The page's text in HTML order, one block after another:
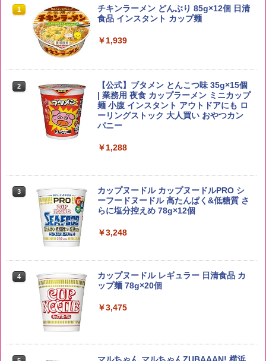
1 by Amazon 国産ブレンド米 精米 5kg
2
新潟ケンベイ【精米】新潟県産にじのき
らめき 5kg 令和7年産
￥3,056
3
by Amazon あきたこまちブレンド 無洗
米 5kg
￥3,396
4
野沢農産 無洗米 青い流るる コシヒカリ
5kg 長野県産 令和7年産
￥3,980
5
【在庫処分価格】ももたろう印 無洗米 5
kg 業務用 お米マイスターブレンド
1
ブラックニッカ ニッカ Nikka ウィスキ
ー4000ml ブラックニッカクリア ウヰス
お得 4リットル
角瓶 2700ml サントリー ウイスキー ハ
イボール 大容量
3
トリスウイスキー 4000ml サントリー 大
容量 4リットル
4
角ハイボール 350ml×24本 サントリー ウ
イスキー ハイボール 缶
￥4,930
5
サントリー シングルモルト ウイスキー
1
チキンラーメン どんぶり 85g×12個 日清
食品 インスタント カップ麺
￥1,939
2
【公式】ブタメン とんこつ味 35g×15個
| 業務用 夜食 カップラーメン ミニカップ
麺 小腹 インスタント アウトドアにも ロ
ーリングストック 大人買い おやつカン
パニー
￥1,288
3
カップヌードル カップヌードルPRO シ
ーフードヌードル 高たんぱく&低糖質 さ
らに塩分控えめ 78g×12個
￥3,248
4
カップヌードル レギュラー 日清食品 カ
ップ麺 78g×20個
￥3,475
マルちゃん マルちゃんZUBAAAN! 横浜